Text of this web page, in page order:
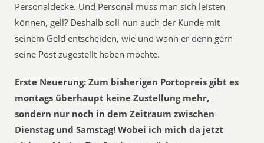
Personaldecke. Und Personal muss man sich leisten
können, gell? Deshalb soll nun auch der Kunde mit
seinem Geld entscheiden, wie und wann er denn gern
seine Post zugestellt haben möchte.
Erste Neuerung: Zum bisherigen Portopreis gibt es
montags überhaupt keine Zustellung mehr,
sondern nur noch in dem Zeitraum zwischen
Dienstag und Samstag! Wobei ich mich da jetzt